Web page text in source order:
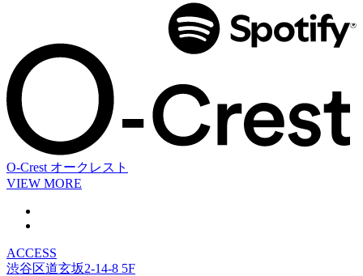
O-Crest オークレスト
VIEW MORE
ACCESS
渋谷区道玄坂2-14-8 5F